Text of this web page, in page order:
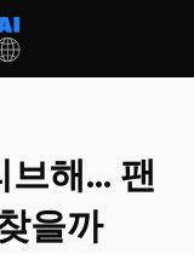
브해… 팬
을까